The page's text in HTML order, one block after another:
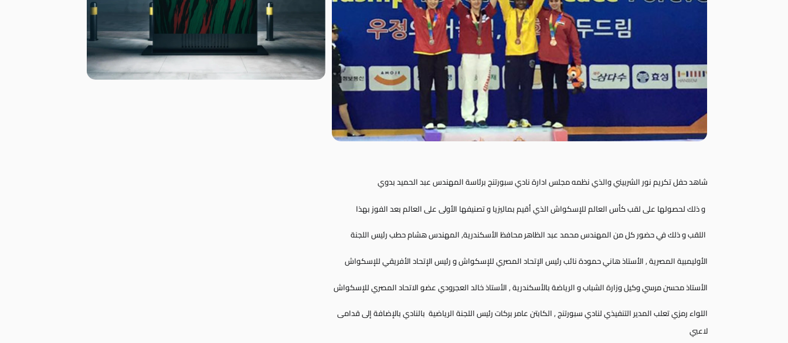
شاهد حفل تكريم نور الشربيني والذي نظمه مجلس ادارة نادي سبورتنجبرئاسة المهندس عبد الحميد بدوي
و ذلك لحصولها على لقب كأس العالم للإسكواش الذي أقيم بماليزيا و تصنيفها الأولى على العالم بعد الفوز بهذا
اللقبو ذلك في حضور كل من المهندس محمد عبد الظاهر محافظ الأسكندرية, المهندس هشام حطب رئيس اللجنة
الأوليمبية المصرية , الأستاذ هاني حمودة نائب رئيس الإتحاد المصري للإسكواش و رئيس الإتحاد الأفريقي للإسكواش
الأستاذ محسن مرسي وكيل وزارة الشباب و الرياضة بالأسكندرية , الأستاذ خالد العجرودي عضو الاتحاد المصري للإسكواش
اللواء رمزي تعلب المدير التنفيذي لنادي سبورتنج , الكابتن عامر بركات رئيس اللجنة الرياضية بالنادي بالإضافة إلى قدامى
لاعبي